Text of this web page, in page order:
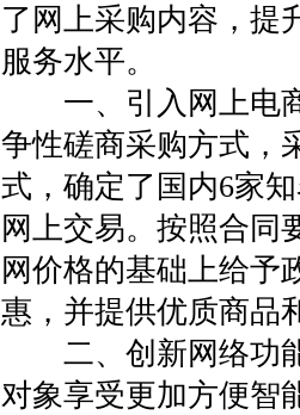
了网上采购内容，提
服务水平。
一、引入网上电
争性磋商采购方式，
式，确定了国内6家
网上交易。按照合同
网价格的基础上给予
惠，并提供优质商品
二、创新网络功
对象享受更加方便智